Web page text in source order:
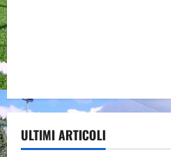
ULTIMI ARTICOLI
Promozione